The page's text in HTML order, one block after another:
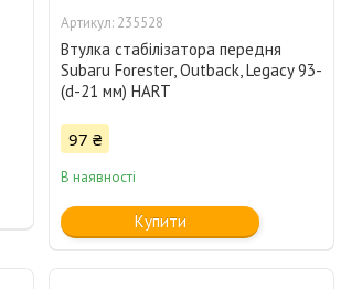
235528
Втулка стабілізатора передня
Subaru Forester, Outback, Legacy 93-
(d-21 мм) HART
97 ₴
В наявності
Купити